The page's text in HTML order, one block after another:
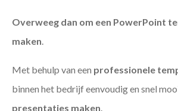
Overweeg dan om een PowerPoint
maken.
Met behulp van een professionele
binnen het bedrijf eenvoudig en snel
presentaties maken.